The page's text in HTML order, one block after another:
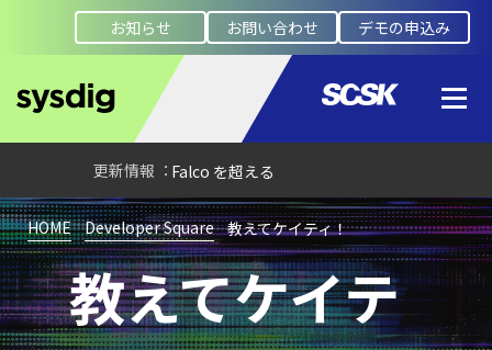
お知らせ お問い合わせ デモの申込み
検知イベント取り扱いの課題と解消策
【ブログ】
標準ツールでは守れない？
Falco を超える
Sysdig Secure
によるセキュリティの新常識
【ブログ】
JADEPUFFER
の進化：
教えてケイテ
HOME Developer Square 教えてケイティ！